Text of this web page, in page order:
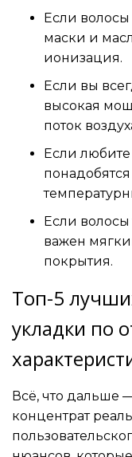
Если
маски и
ионизация.
Если вы
высокая
поток
Если
Если
важен
покрытия.
Топ-5
укладки по
Всё, что дальше
концентрат